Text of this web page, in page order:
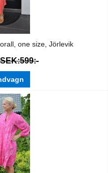
one size, Jörlevik
SEK:599:-